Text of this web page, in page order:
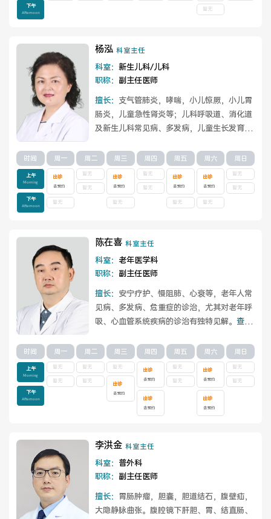
下午
Afternoon 暂无
杨泓 科室主任
科室： 新生儿科/儿科
职称： 副主任医师
擅长： 支气管肺炎，哮喘，小儿惊厥，小儿胃
肠炎，儿童急性肾炎等；儿科呼吸道、消化道
及新生儿科常见病、多发病，儿童生长发育评
时间
上午
Morning
下午
Afternoon
周一
出诊
去预约
暂无
周二
暂无
暂无
周三
出诊
去预约
暂无
周四
暂无
暂无
周五
出诊
去预约
暂无
周六
出诊
去预约
暂无
周日
暂无
暂无
陈在喜 科室主任
科室： 老年医学科
职称： 副主任医师
擅长： 安宁疗护、慢阻肺、心衰等，老年人常
见病、多发病、危重症的诊治，尤其对老年呼
吸、心血管系统疾病的诊治有独特见解。 查看
时间
上午
Morning
下午
Afternoon
周一
暂无
暂无
周二
暂无
暂无
周三
暂无
出诊
去预约
周四
出诊
去预约
出诊
去预约
周五
暂无
暂无
周六
出诊
去预约
出诊
去预约
周日
暂无
暂无
李洪金 科室主任
科室： 普外科
职称： 副主任医师
擅长： 胃肠肿瘤，胆囊，胆道结石，腹壁疝，
大隐静脉曲张。腹腔镜下肝胆、胃、结直肠、